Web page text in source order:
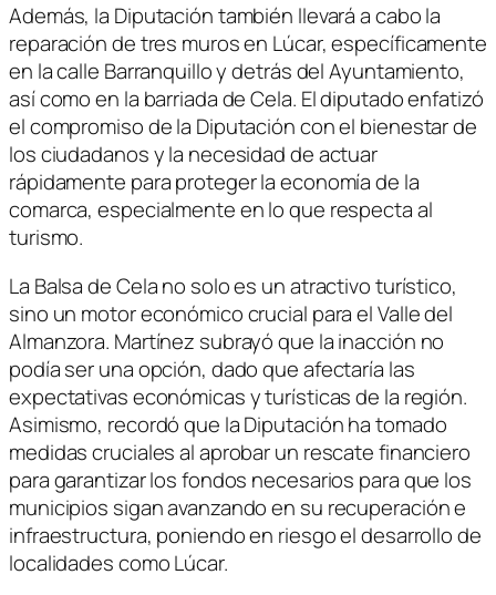
Además, la Diputación también llevará a cabo la
reparación de tres muros en Lúcar, específicamente
en la calle Barranquillo y detrás del Ayuntamiento,
así como en la barriada de Cela. El diputado enfatizó
el compromiso de la Diputación con el bienestar de
los ciudadanos y la necesidad de actuar
rápidamente para proteger la economía de la
comarca, especialmente en lo que respecta al
turismo.
La Balsa de Cela no solo es un atractivo turístico,
sino un motor económico crucial para el Valle del
Almanzora. Martínez subrayó que la inacción no
podía ser una opción, dado que afectaría las
expectativas económicas y turísticas de la región.
Asimismo, recordó que la Diputación ha tomado
medidas cruciales al aprobar un rescate financiero
para garantizar los fondos necesarios para que los
municipios sigan avanzando en su recuperación e
infraestructura, poniendo en riesgo el desarrollo de
localidades como Lúcar.